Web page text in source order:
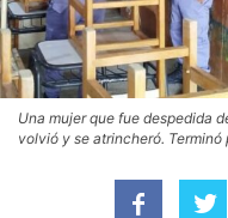
Una mujer que fue despedida
volvió y se atrincheró. Terminó